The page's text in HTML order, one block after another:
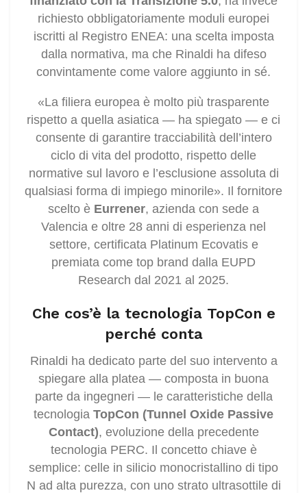
richiesto obbligatoriamente moduli europei
iscritti al Registro ENEA: una scelta imposta
dalla normativa, ma che Rinaldi ha difeso
convintamente come valore aggiunto in sé.
«La filiera europea è molto più trasparente
rispetto a quella asiatica — ha spiegato — e ci
consente di garantire tracciabilità dell’intero
ciclo di vita del prodotto, rispetto delle
normative sul lavoro e l’esclusione assoluta di
qualsiasi forma di impiego minorile». Il fornitore
scelto è Eurrener, azienda con sede a
Valencia e oltre 28 anni di esperienza nel
settore, certificata Platinum Ecovatis e
premiata come top brand dalla EUPD
Research dal 2021 al 2025.
Che cos’è la tecnologia TopCon e
perché conta
Rinaldi ha dedicato parte del suo intervento a
spiegare alla platea — composta in buona
parte da ingegneri — le caratteristiche della
tecnologia TopCon (Tunnel Oxide Passive
Contact), evoluzione della precedente
tecnologia PERC. Il concetto chiave è
semplice: celle in silicio monocristallino di tipo
N ad alta purezza, con uno strato ultrasottile di